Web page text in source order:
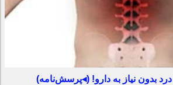
درد بدون نیاز به دارو! (◂پرسش‌نامه)